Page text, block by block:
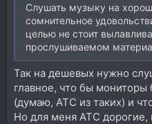
Слушать музыку на
сомнительное
целью не стоит
прослушиваемом
Так на дешевых нужно
главное, что бы
(думаю, АТС из таких) и
Но для меня АТС дорогие,